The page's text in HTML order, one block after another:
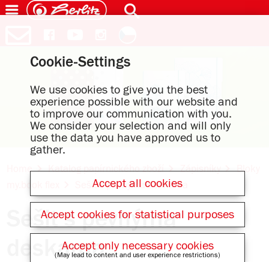
Home Katalog papírnického zboží Zápisníky
Bloky
Sešit s pevnýma deskama
Sešit s pevnýma
deskama
Cookie-Settings
We use cookies to give you the best
experience possible with our website and
to improve our communication with you.
We consider your selection and will only
use the data you have approved us to
gather.
Accept all cookies
Accept cookies for statistical purposes
Accept only necessary cookies
(May lead to content and user experience restrictions)